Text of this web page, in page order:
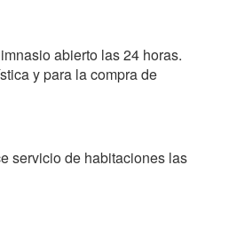
abierto las 24 horas.
y para la compra de
servicio de habitaciones las